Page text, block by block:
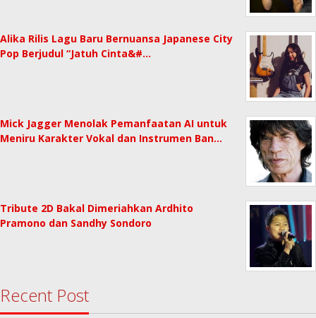
Alika Rilis Lagu Baru Bernuansa Japanese City
Pop Berjudul “Jatuh Cinta&#…
Mick Jagger Menolak Pemanfaatan AI untuk
Meniru Karakter Vokal dan Instrumen Ban…
Tribute 2D Bakal Dimeriahkan Ardhito
Pramono dan Sandhy Sondoro
Recent Post